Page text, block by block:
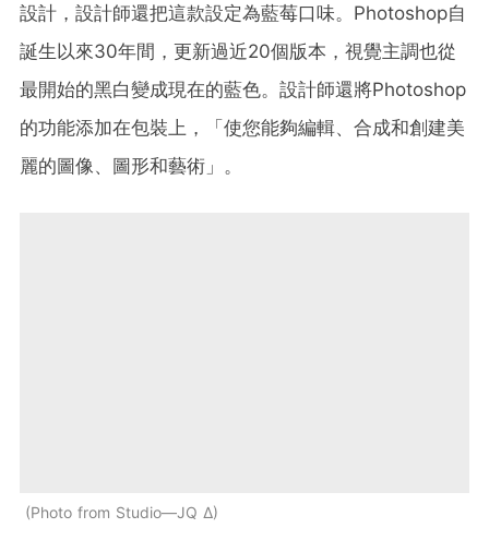
設計，設計師還把這款設定為藍莓口味。Photoshop自
誕生以來30年間，更新過近20個版本，視覺主調也從
最開始的黑白變成現在的藍色。設計師還將Photoshop
的功能添加在包裝上，「使您能夠編輯、合成和創建美
麗的圖像、圖形和藝術」。
Photo from Studio—JQ ∆